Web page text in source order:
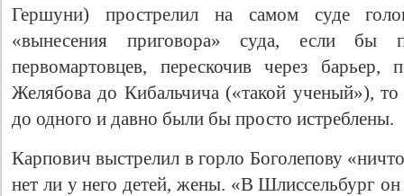
Гершуни) прострелил на самом суде
«вынесения приговора» суда, если бы
первомартовцев, перескочив через барьер,
Желябова до Кибальчича («такой ученый»),
до одного и давно были бы просто истреблены.
Карпович выстрелил в горло Боголепову
нет ли у него детей, жены. «В Шлиссельбург